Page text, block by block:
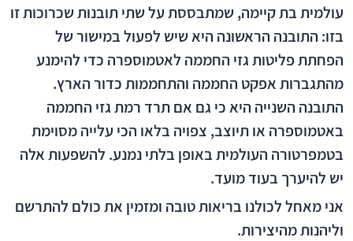
עולמית בת קיימה, שמתבססת על שתי תובנות שכרוכות זו
בזו: התובנה הראשונה היא שיש לפעול במישור של
הפחתת פליטות גזי החממה לאטמוספרה כדי להימנע
מהתגברות אפקט החממה והתחממות כדור הארץ.
התובנה השנייה היא כי גם אם תרד רמת גזי החממה
באטמוספרה או תיוצב, צפויה בלאו הכי עלייה מסוימת
בטמפרטורה העולמית באופן בלתי נמנע. להשפעות אלה
יש להיערך בעוד מועד.
אני מאחל לכולנו בריאות טובה ומזמין את כולם להתרשם
וליהנות מהיצירות.